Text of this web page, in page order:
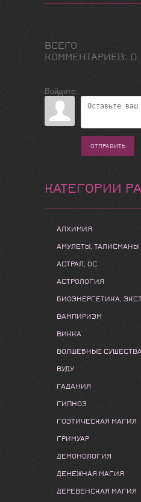
ВСЕГО
КОММЕНТАРИЕВ: 0
Войдите:
ОТПРАВИТЬ
КАТЕГОРИИ
АЛХИМИЯ
АМУЛЕТЫ, ТАЛИСМАНЫ
АСТРАЛ, ОС
АСТРОЛОГИЯ
БИОЭНЕРГЕТИКА,
ВАМПИРИЗМ
ВИККА
ВОЛШЕБНЫЕ
ВУДУ
ГАДАНИЯ
ГИПНОЗ
ГОЭТИЧЕСКАЯ МАГИЯ
ГРИМУАР
ДЕМОНОЛОГИЯ
ДЕНЕЖНАЯ МАГИЯ
ДЕРЕВЕНСКАЯ МАГИЯ